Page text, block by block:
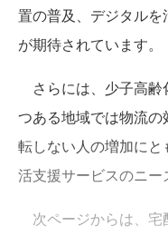
置の普及、デジタル
が期待されています。
さらには、少子高齢
つある地域では物流
転しない人の増加に
活支援サービスのニー
次ページからは、宅